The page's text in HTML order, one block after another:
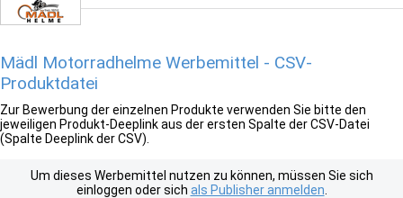
Mädl Motorradhelme Werbemittel - CSV-
Produktdatei
Zur Bewerbung der einzelnen Produkte verwenden Sie bitte den
jeweiligen Produkt-Deeplink aus der ersten Spalte der CSV-Datei
(Spalte Deeplink der CSV).
Um dieses Werbemittel nutzen zu können, müssen Sie sich
einloggen oder sich als Publisher anmelden